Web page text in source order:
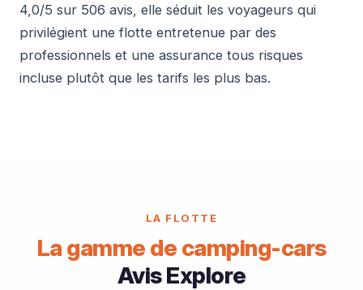
4,0/5 sur 506 avis, elle séduit les voyageurs qui
privilégient une flotte entretenue par des
professionnels et une assurance tous risques
incluse plutôt que les tarifs les plus bas.
LA FLOTTE
La gamme de camping-cars
Avis Explore